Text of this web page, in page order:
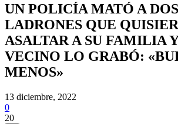
UN POLICÍA MATÓ A DOS
LADRONES QUE
ASALTAR A SU FAMILIA
VECINO LO GRABÓ:
MENOS»
13 diciembre, 2022
0
20